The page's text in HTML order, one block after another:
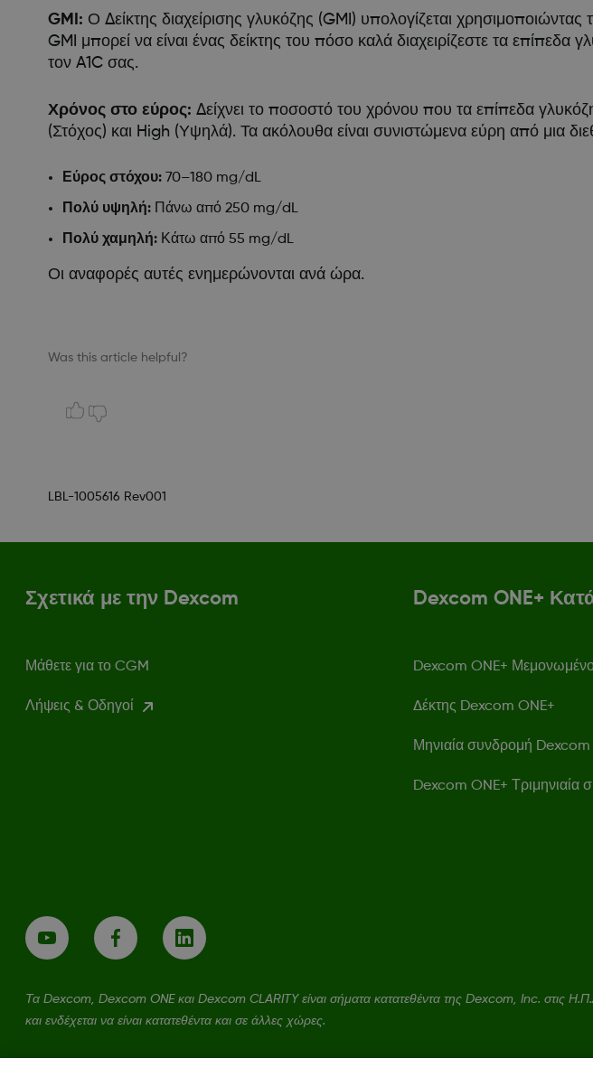
GMI: Ο Δείκτης διαχείρισης γλυκόζης (GMI) υπολογίζεται
GMI μπορεί να είναι ένας δείκτης του πόσο καλά διαχειρίζεστε τα
τον A1C σας.
Χρόνος στο εύρος: Δείχνει το ποσοστό του χρόνου που τα επίπεδα
(Στόχος) και High (Υψηλά). Τα ακόλουθα είναι συνιστώμενα εύρη από μια
Εύρος στόχου: 70–180 mg/dL
Πολύ υψηλή:Πάνω από 250 mg/dL
Πολύ χαμηλή:Κάτω από 55 mg/dL
Οι αναφορές αυτές ενημερώνονται ανά ώρα.
Was this article helpful?
LBL-1005616 Rev001
Σχετικά με την Dexcom
Μάθετε για το CGM
Λήψεις & Οδηγοί
Dexcom ONE+
Dexcom ONE+
Δέκτης Dexcom ONE+
Μηνιαία συνδρομή Dexcom
Dexcom ONE+ Τριμηνιαία
Τα Dexcom, Dexcom ONE και Dexcom CLARITY είναι σήματα κατατεθέντα της Dexcom, Inc. στις
και ενδέχεται να είναι κατατεθέντα και σε άλλες χώρες.